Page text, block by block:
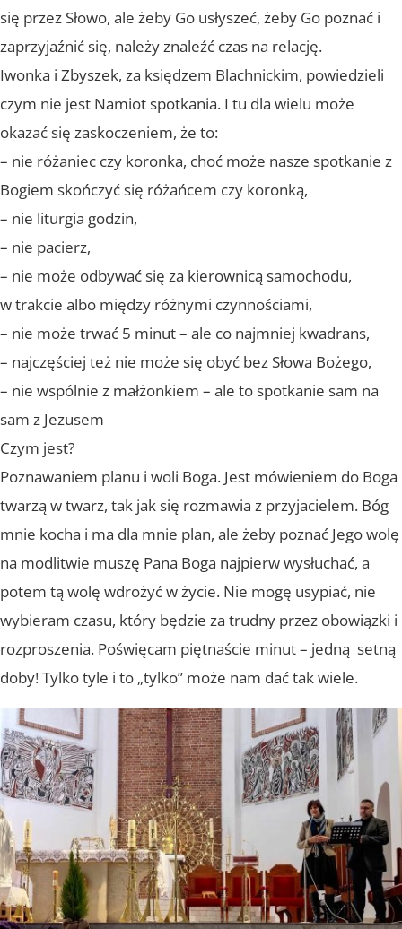
się przez Słowo, ale żeby Go usłyszeć, żeby Go poznać i
zaprzyjaźnić się, należy znaleźć czas na relację.
Iwonka i Zbyszek, za księdzem Blachnickim, powiedzieli
czym nie jest Namiot spotkania. I tu dla wielu może
okazać się zaskoczeniem, że to:
– nie różaniec czy koronka, choć może nasze spotkanie z
Bogiem skończyć się różańcem czy koronką,
– nie liturgia godzin,
– nie pacierz,
– nie może odbywać się za kierownicą samochodu,
w trakcie albo między różnymi czynnościami,
– nie może trwać 5 minut – ale co najmniej kwadrans,
– najczęściej też nie może się obyć bez Słowa Bożego,
– nie wspólnie z małżonkiem – ale to spotkanie sam na
sam z Jezusem
Czym jest?
Poznawaniem planu i woli Boga. Jest mówieniem do Boga
twarzą w twarz, tak jak się rozmawia z przyjacielem. Bóg
mnie kocha i ma dla mnie plan, ale żeby poznać Jego wolę
na modlitwie muszę Pana Boga najpierw wysłuchać, a
potem tą wolę wdrożyć w życie. Nie mogę usypiać, nie
wybieram czasu, który będzie za trudny przez obowiązki i
rozproszenia. Poświęcam piętnaście minut – jedną setną
doby! Tylko tyle i to „tylko” może nam dać tak wiele.